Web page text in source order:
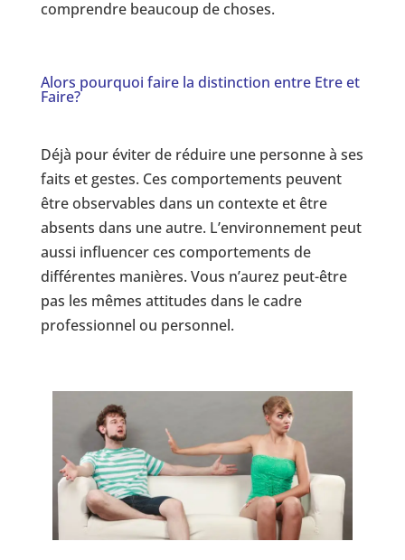
comprendre beaucoup de choses.
Alors pourquoi faire la distinction entre Etre et
Faire?
Déjà pour éviter de réduire une personne à ses
faits et gestes. Ces comportements peuvent
être observables dans un contexte et être
absents dans une autre. L’environnement peut
aussi influencer ces comportements de
différentes manières. Vous n’aurez peut-être
pas les mêmes attitudes dans le cadre
professionnel ou personnel.